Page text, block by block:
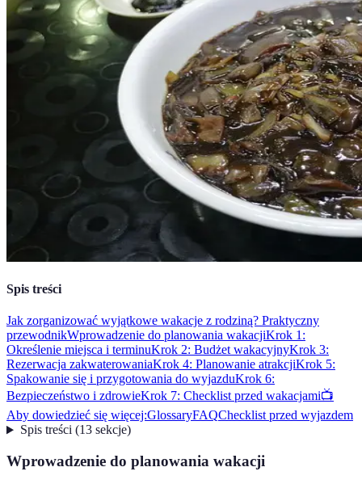
Spis treści
Jak zorganizować wyjątkowe wakacje z rodziną? Praktyczny
przewodnikWprowadzenie do planowania wakacjiKrok 1:
Określenie miejsca i terminuKrok 2: Budżet wakacyjnyKrok 3:
Rezerwacja zakwaterowaniaKrok 4: Planowanie atrakcjiKrok 5:
Spakowanie się i przygotowania do wyjazduKrok 6:
Bezpieczeństwo i zdrowieKrok 7: Checklist przed wakacjami📺
Aby dowiedzieć się więcej:GlossaryFAQChecklist przed wyjazdem
Spis treści(13 sekcje)
Wprowadzenie do planowania wakacji